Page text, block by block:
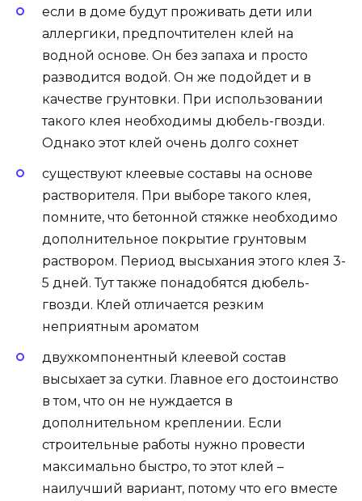
если в доме будут проживать дети или
аллергики, предпочтителен клей на
водной основе. Он без запаха и просто
разводится водой. Он же подойдет и в
качестве грунтовки. При использовании
такого клея необходимы дюбель-гвозди.
Однако этот клей очень долго сохнет
существуют клеевые составы на основе
растворителя. При выборе такого клея,
помните, что бетонной стяжке необходимо
дополнительное покрытие грунтовым
раствором. Период высыхания этого клея 3-
5 дней. Тут также понадобятся дюбель-
гвозди. Клей отличается резким
неприятным ароматом
двухкомпонентный клеевой состав
высыхает за сутки. Главное его достоинство
в том, что он не нуждается в
дополнительном креплении. Если
строительные работы нужно провести
максимально быстро, то этот клей –
наилучший вариант, потому что его вместе